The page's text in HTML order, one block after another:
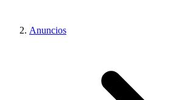
Anuncios